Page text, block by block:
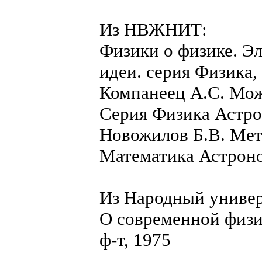
Из НВЖНИТ:
Физики о физике.
идеи. серия
Компанеец А.С.
Серия Физика
Новожилов Б.В.
Математика
Из Народный
О современной
ф-т, 1975